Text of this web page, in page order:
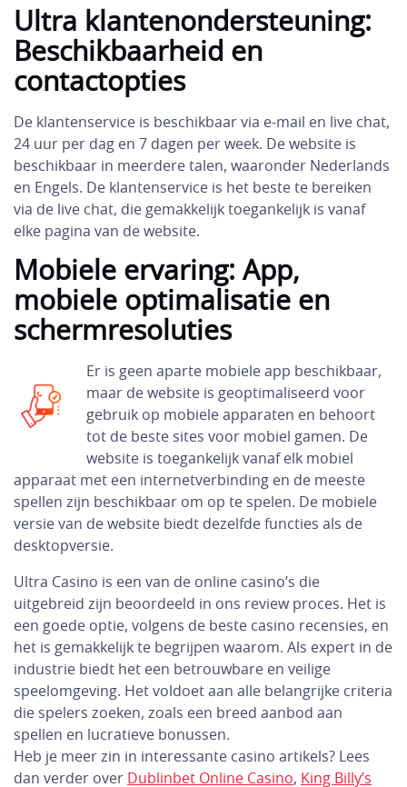
Ultra klantenondersteuning:
Beschikbaarheid en
contactopties
De klantenservice is beschikbaar via e-mail en live chat,
24 uur per dag en 7 dagen per week. De website is
beschikbaar in meerdere talen, waaronder Nederlands
en Engels. De klantenservice is het beste te bereiken
via de live chat, die gemakkelijk toegankelijk is vanaf
elke pagina van de website.
Mobiele ervaring: App,
mobiele optimalisatie en
schermresoluties
Er is geen aparte mobiele app beschikbaar,
maar de website is geoptimaliseerd voor
gebruik op mobiele apparaten en behoort
tot de beste sites voor mobiel gamen. De
website is toegankelijk vanaf elk mobiel
apparaat met een internetverbinding en de meeste
spellen zijn beschikbaar om op te spelen. De mobiele
versie van de website biedt dezelfde functies als de
desktopversie.
Ultra Casino is een van de online casino’s die
uitgebreid zijn beoordeeld in ons review proces. Het is
een goede optie, volgens de beste casino recensies, en
het is gemakkelijk te begrijpen waarom. Als expert in de
industrie biedt het een betrouwbare en veilige
speelomgeving. Het voldoet aan alle belangrijke criteria
die spelers zoeken, zoals een breed aanbod aan
spellen en lucratieve bonussen.
Heb je meer zin in interessante casino artikels? Lees
dan verder over
Dublinbet Online Casino, King Billy’s